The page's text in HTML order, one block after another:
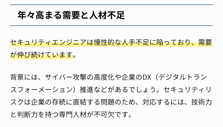
年々高まる需要と人材不足
セキュリティエンジニアは慢性的な人手不足に陥っており、需要
が伸び続けています。
背景には、サイバー攻撃の高度化や企業のDX（デジタルトラン
スフォーメーション）推進などがあるでしょう。セキュリティリ
スクは企業の存続に直結する問題のため、対応するには、技術力
と判断力を持つ専門人材が不可欠です。